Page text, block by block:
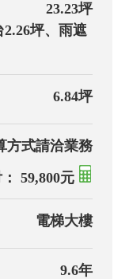
23.23坪
2.26坪、雨遮
6.84坪
方式請洽業務
59,800元
電梯大樓
9.6年